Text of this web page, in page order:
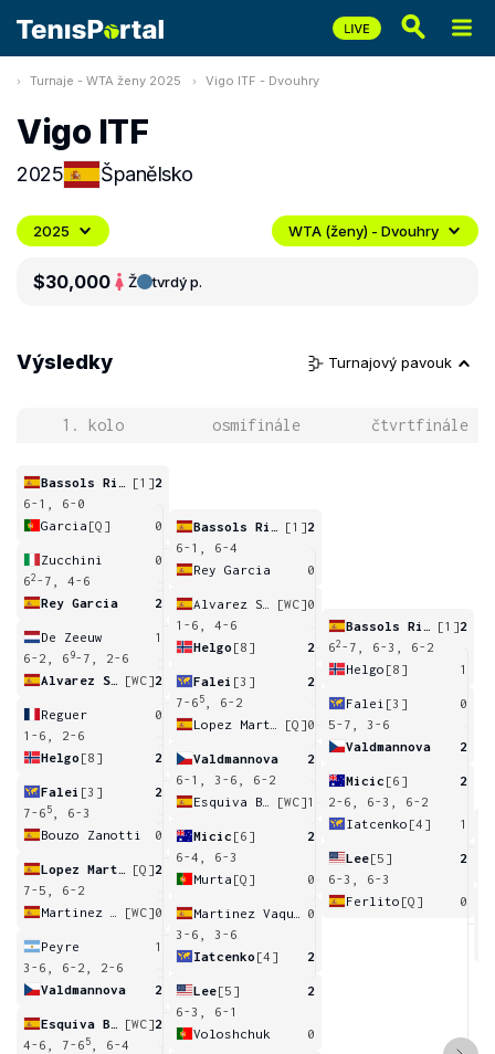
Turnaje - WTA ženy 2025 Vigo ITF - Dvouhry
Vigo ITF
2025 Španělsko
2025 WTA (ženy) - Dvouhry
$30,000 Ž tvrdý p.
Výsledky Turnajový pavouk
1. kolo osmifinále čtvrtfinále
[1]2
6-1, 6-0
Garcia [Q] 0
Zucchini
0
62 -7, 4-6
Rey Garcia
2
De Zeeuw
1
6-2, 6 9-7, 2-6
[WC]2
Reguer
0
1-6, 2-6
Helgo [8] 2
Falei [3]
2
7-6 5
, 6-3
Bouzo Zanotti
0
[Q]2
7-5, 6-2
[WC]0
Peyre
1
3-6, 6-2, 2-6
Valdmannova
2
[WC]2
4-6, 7-6 5
, 6-4
[1]2
6-1, 6-4
Rey Garcia
0
[WC]0
1-6, 4-6
Helgo [8] 2
Falei [3]
2
7-6 5
, 6-2
[Q]0
Valdmannova
2
6-1, 3-6, 6-2
[WC]1
Micic [6]
2
6-4, 6-3
Murta [Q] 0
0
3-6, 3-6
Iatcenko [4] 2
Lee[5]
2
6-3, 6-1
Voloshchuk
0
[1]2
62 -7, 6-3, 6-2
Helgo [8] 1
Falei [3]
0
5-7, 3-6
Valdmannova
2
Micic [6]
2
2-6, 6-3, 6-2
Iatcenko [4] 1
Lee[5]
2
6-3, 6-3
Ferlito [Q] 0